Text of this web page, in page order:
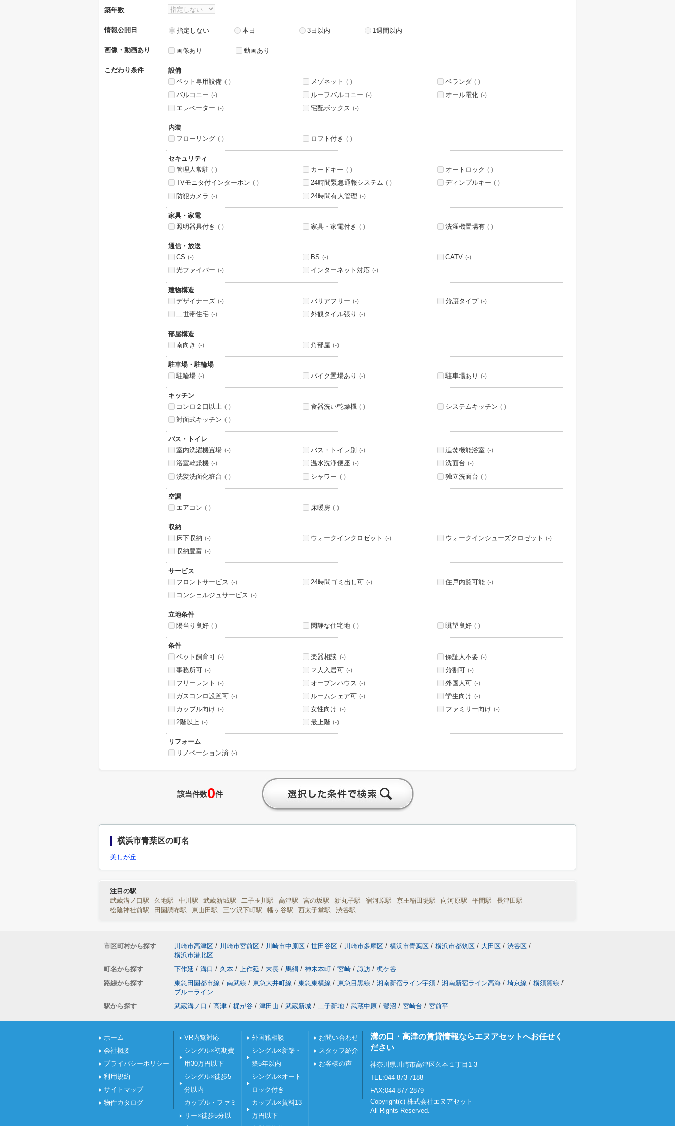
築年数
情報公開日 指定しない 本日 3日以内 1週間以内
画像・動画あり 画像あり 動画あり
こだわり条件
設備
ペット専用設備 (-) メゾネット (-) ベランダ (-)
バルコニー (-) ルーフバルコニー (-) オール電化 (-)
エレベーター (-) 宅配ボックス (-)
内装
フローリング (-) ロフト付き (-)
セキュリティ
管理人常駐 (-) カードキー (-) オートロック (-)
TVモニタ付インターホン (-) 24時間緊急通報システム (-) ディンプルキー (-)
防犯カメラ (-) 24時間有人管理 (-)
家具・家電
照明器具付き
(-) 家具・家電付き (-) 洗濯機置場有 (-)
通信・放送
CS (-) BS (-) CATV (-)
光ファイバー (-) インターネット対応 (-)
建物構造
デザイナーズ (-) バリアフリー (-) 分譲タイプ (-)
二世帯住宅 (-) 外観タイル張り (-)
部屋構造
南向き
(-) 角部屋 (-)
駐車場・駐輪場
駐輪場 (-) バイク置場あり (-) 駐車場あり (-)
キッチン
コンロ２口以上 (-) 食器洗い乾燥機 (-) システムキッチン (-)
対面式キッチン (-)
バス・トイレ
室内洗濯機置場 (-) バス・トイレ別 (-) 追焚機能浴室 (-)
浴室乾燥機 (-) 温水洗浄便座 (-) 洗面台 (-)
洗髪洗面化粧台 (-) シャワー (-) 独立洗面台 (-)
空調
エアコン (-) 床暖房 (-)
収納
床下収納 (-) ウォークインクロゼット (-) ウォークインシューズクロゼット (-)
収納豊富 (-)
サービス
フロントサービス (-) 24時間ゴミ出し可 (-) 住戸内覧可能 (-)
コンシェルジュサービス (-)
立地条件
陽当り良好 (-) 閑静な住宅地 (-) 眺望良好 (-)
条件
ペット飼育可 (-) 楽器相談 (-) 保証人不要 (-)
事務所可 (-) ２人入居可 (-) 分割可 (-)
フリーレント (-) オープンハウス (-) 外国人可 (-)
ガスコンロ設置可 (-) ルームシェア可 (-) 学生向け (-)
カップル向け (-) 女性向け (-) ファミリー向け (-)
2階以上 (-) 最上階 (-)
リフォーム
リノベーション済 (-)
該当件数0件
横浜市青葉区の町名
美しが丘
注目の駅
武蔵溝ノ口駅
久地駅 中川駅 武蔵新城駅 二子玉川駅 高津駅 宮の坂駅 新丸子駅 宿河原駅 京王稲田堤駅 向河原駅 平間駅
長津田駅
松陰神社前駅
田園調布駅 東山田駅 三ツ沢下町駅 幡ヶ谷駅 西太子堂駅 渋谷駅
市区町村から探す 川崎市高津区 / 川崎市宮前区 / 川崎市中原区 / 世田谷区 / 川崎市多摩区 / 横浜市青葉区 / 横浜市都筑区 / 大田区 / 渋谷区 /
横浜市港北区
町名から探す
下作延 / 溝口 / 久本 / 上作延 / 末長 / 馬絹 / 神木本町 / 宮崎 / 諏訪 / 梶ケ谷
路線から探す
東急田園都市線 / 南武線 / 東急大井町線 / 東急東横線 / 東急目黒線 / 湘南新宿ライン宇須 / 湘南新宿ライン高海 / 埼京線 / 横須賀線 /
ブルーライン
駅から探す
武蔵溝ノ口 / 高津 / 梶が谷 / 津田山 / 武蔵新城 / 二子新地 / 武蔵中原 / 鷺沼 / 宮崎台 / 宮前平
ホーム
会社概要
プライバシーポリシー
利用規約
サイトマップ
物件カタログ
VR内覧対応
シングル×初期費
用30万円以下
シングル×徒歩5
分以内
カップル・ファミ
リー×徒歩5分以
外国籍相談
シングル×新築・
築5年以内
シングル×オート
ロック付き
カップル×賃料13
万円以下
お問い合わせ
スタッフ紹介
お客様の声
溝の口・高津の賃貸情報ならエヌアセットへお任せく
ださい
神奈川県川崎市高津区久本１丁目1-3
TEL:044-873-7188
FAX:044-877-2879
Copyright(c) 株式会社エヌアセット
All Rights Reserved.